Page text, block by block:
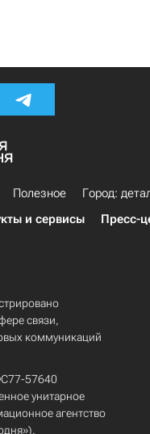
Полезное
Город:
и сервисы Пресс-
связи,
коммуникаций
57640
унитарное
агентство